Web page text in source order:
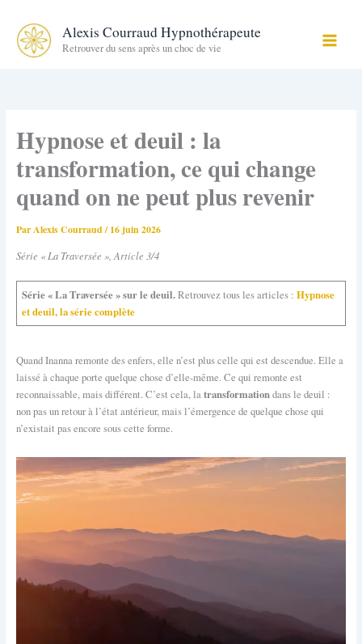
contenu
Alexis Courraud Hypnothérapeute
Retrouver du sens après un choc de vie
Hypnose et deuil : la
transformation, ce qui change
quand on ne peut plus revenir
ParAlexis Courraud/16 juin 2026
Série « La Traversée », Article 3/4
Série « La Traversée » sur le deuil.Retrouvez tous les articles :Hypnose
et deuil, la série complète
Quand Inanna remonte des enfers, elle n’est plus celle qui est descendue. Elle a
laissé à chaque porte quelque chose d’elle-même. Ce qui remonte est
reconnaissable, mais différent. C’est cela, latransformationdans le deuil :
non pas un retour à l’état antérieur, mais l’émergence de quelque chose qui
n’existait pas encore sous cette forme.